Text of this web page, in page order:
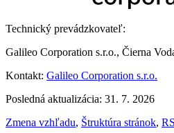
Technický prevádzkovateľ:
Galileo Corporation s.r.o., Čierna
Kontakt: Galileo Corporation s.r.o.
Posledná aktualizácia: 31. 7. 2026
Zmena vzhľadu, Štruktúra stránok,